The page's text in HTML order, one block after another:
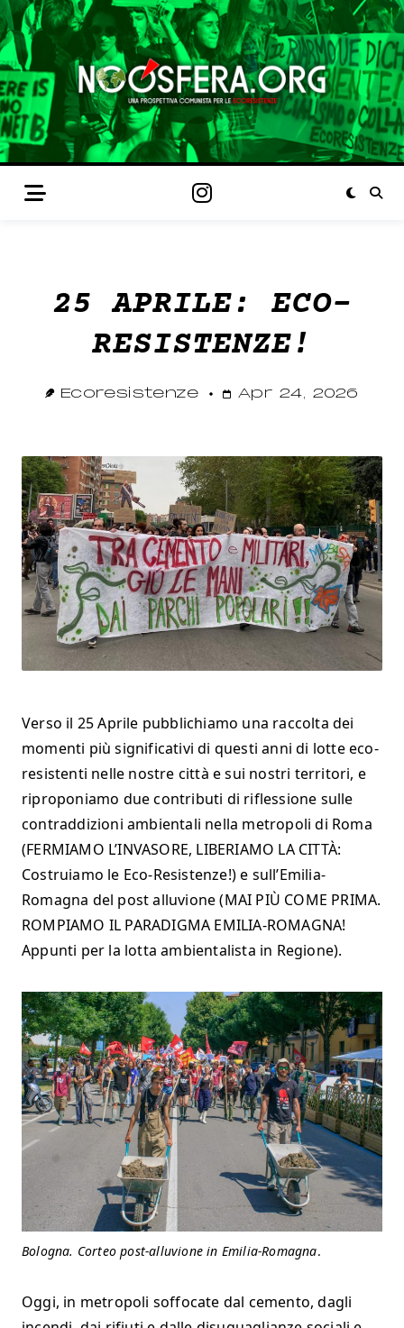
25 APRILE: ECO-
RESISTENZE!
Ecoresistenze Apr 24, 2026
Verso il 25 Aprile pubblichiamo una raccolta dei
momenti più significativi di questi anni di lotte eco-
resistenti nelle nostre città e sui nostri territori, e
riproponiamo due contributi di riflessione sulle
contraddizioni ambientali nella metropoli di Roma
(FERMIAMO L’INVASORE, LIBERIAMO LA CITTÀ:
Costruiamo le Eco-Resistenze!) e sull’Emilia-
Romagna del post alluvione (MAI PIÙ COME PRIMA.
ROMPIAMO IL PARADIGMA EMILIA-ROMAGNA!
Appunti per la lotta ambientalista in Regione).
Bologna. Corteo post-alluvione in Emilia-Romagna.
Oggi, in metropoli soffocate dal cemento, dagli